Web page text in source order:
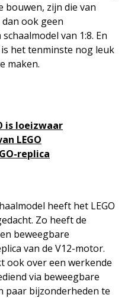
bouwen, zijn die van
ook geen
van 1:8. En
het tenminste nog leuk
maken.
is loeizwaar
LEGO
replica
heeft het LEGO
Zo heeft de
beweegbare
van de V12-motor.
ook over een werkende
via beweegbare
paar bijzonderheden te